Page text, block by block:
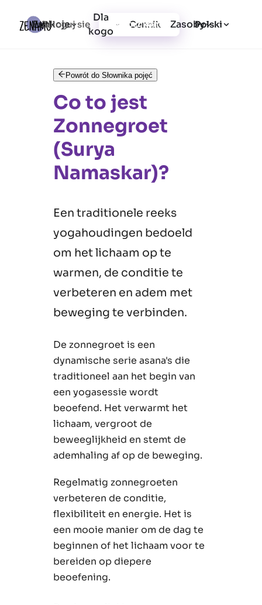
Funkcje
Dla
kogo
Cennik Zasoby
Zaloguj się Utwórz konto Polski
Powrót do Słownika pojęć
Co to jest
Zonnegroet
(Surya
Namaskar)?
Een traditionele reeks
yogahoudingen bedoeld
om het lichaam op te
warmen, de conditie te
verbeteren en adem met
beweging te verbinden.
De zonnegroet is een
dynamische serie asana's die
traditioneel aan het begin van
een yogasessie wordt
beoefend. Het verwarmt het
lichaam, vergroot de
beweeglijkheid en stemt de
ademhaling af op de beweging.
Regelmatig zonnegroeten
verbeteren de conditie,
flexibiliteit en energie. Het is
een mooie manier om de dag te
beginnen of het lichaam voor te
bereiden op diepere
beoefening.